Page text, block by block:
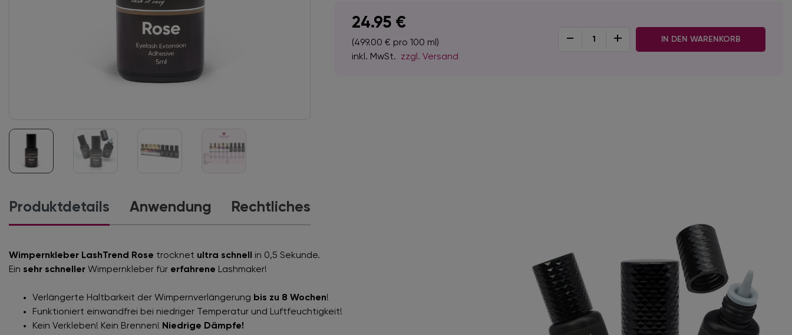
24.95 €
(499.00 € pro 100 ml)
inkl. MwSt. zzgl. Versand
- + IN DEN WARENKORB
Produktdetails Anwendung Rechtliches
Wimpernkleber LashTrend Rose trocknet ultra schnell
in 0,5 Sekunde.
Ein sehr schneller Wimpernkleber für erfahrene Lashmaker!
Verlängerte Haltbarkeit der Wimpernverlängerung bis zu 8 Wochen!
Funktioniert einwandfrei bei niedriger Temperatur und Luftfeuchtigkeit!
Kein Verkleben! Kein Brennen! Niedrige Dämpfe!